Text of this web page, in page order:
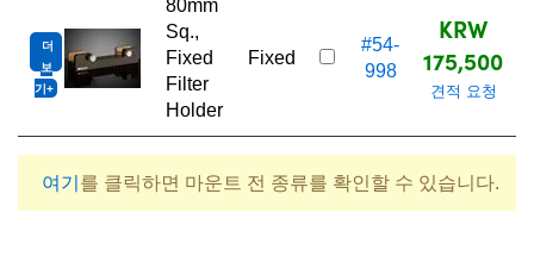
더
보
기
80mm
Sq.,
Fixed
Filter
Holder
Fixed
#54-
998
KRW
175,500
견적 요청
여기 를 클릭하면 마운트 전 종류를 확인할 수 있습니다.